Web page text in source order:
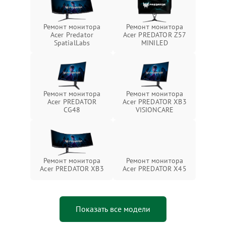
Ремонт монитора
Acer Predator
SpatialLabs
Ремонт монитора
Acer PREDATOR Z57
MINILED
Ремонт монитора
Acer PREDATOR
CG48
Ремонт монитора
Acer PREDATOR XB3
VISIONCARE
Ремонт монитора
Acer PREDATOR XB3
Ремонт монитора
Acer PREDATOR X45
Показать все модели